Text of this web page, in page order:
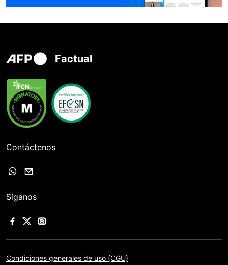
Factual
Contáctenos
Síganos
Condiciones generales de uso (CGU)